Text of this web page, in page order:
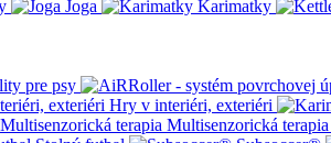
Joga Karimatky
pre psy
Hry v interiéri, exteriéri
Multisenzorická terapia